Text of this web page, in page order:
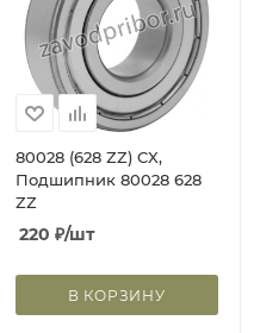
80028 (628 ZZ) CX,
Подшипник 80028 628
ZZ
220 ₽/шт
В КОРЗИНУ